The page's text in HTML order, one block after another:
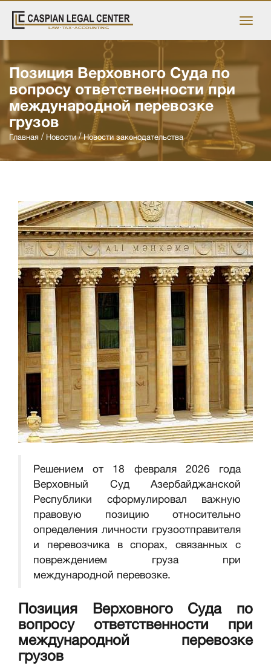
Позиция Верховного Суда по
вопросу ответственности при
международной перевозке
грузов
Главная Новости Новости законодательства
Решением от 18 февраля 2026 года
Верховный Суд Азербайджанской
Республики сформулировал важную
правовую позицию относительно
определения личности грузоотправителя
и перевозчика в спорах, связанных с
повреждением груза при
международной перевозке.
Позиция Верховного Суда по
вопросу ответственности при
международной перевозке
грузов